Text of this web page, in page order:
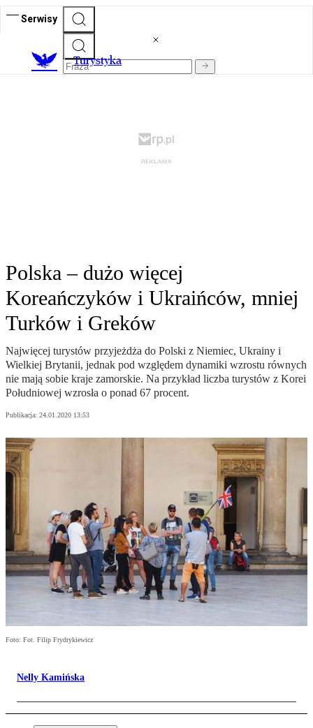
Serwisy
Turystyka
Polska – dużo więcej
Koreańczyków i Ukraińców, mniej
Turków i Greków
Najwięcej turystów przyjeżdża do Polski z Niemiec, Ukrainy i
Wielkiej Brytanii, jednak pod względem dynamiki wzrostu równych
nie mają sobie kraje zamorskie. Na przykład liczba turystów z Korei
Południowej wzrosła o ponad 67 procent.
Publikacja: 24.01.2020 13:53
Foto: Fot. Filip Frydrykiewicz
Nelly Kamińska